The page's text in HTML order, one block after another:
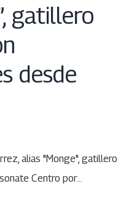
gatillero
desde
alias "Monge", gatillero
Centro por…